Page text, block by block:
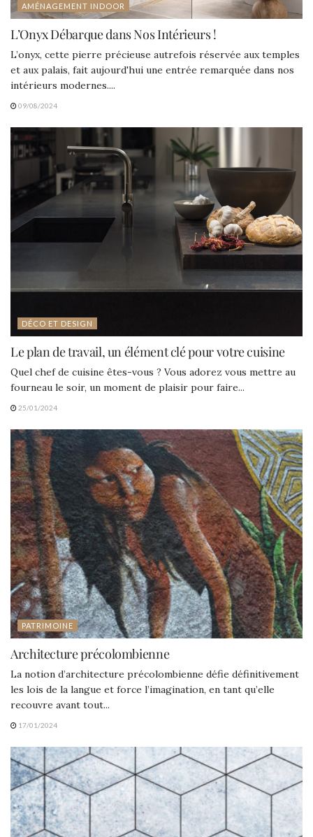
AMÉNAGEMENT INDOOR
L’Onyx Débarque dans Nos Intérieurs !
L’onyx, cette pierre précieuse autrefois réservée aux temples
et aux palais, fait aujourd'hui une entrée remarquée dans nos
intérieurs modernes....
09/08/2024
DÉCO ET DESIGN
Le plan de travail, un élément clé pour votre cuisine
Quel chef de cuisine êtes-vous ? Vous adorez vous mettre au
fourneau le soir, un moment de plaisir pour faire...
25/01/2024
PATRIMOINE
Architecture précolombienne
La notion d’architecture précolombienne défie définitivement
les lois de la langue et force l’imagination, en tant qu’elle
recouvre avant tout...
17/01/2024